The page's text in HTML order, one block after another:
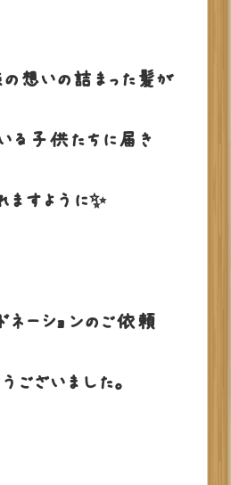
想いの詰まった髪が
る子供たちに届き
ますように✨
ネーションのご依頼
ございました。